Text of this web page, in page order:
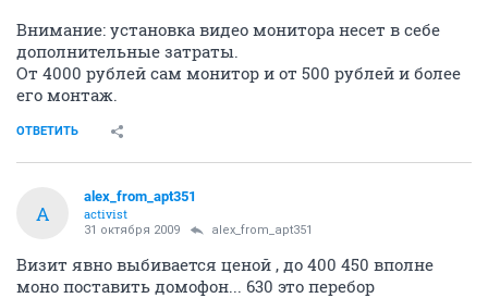
Внимание: установка видео монитора несет в себе
дополнительные затраты.
От 4000 рублей сам монитор и от 500 рублей и более
его монтаж.
ОТВЕТИТЬ
A
alex_from_apt351
activist
31 октября 2009 alex_from_apt351
Визит явно выбивается ценой , до 400 450 вполне
моно поставить домофон... 630 это перебор